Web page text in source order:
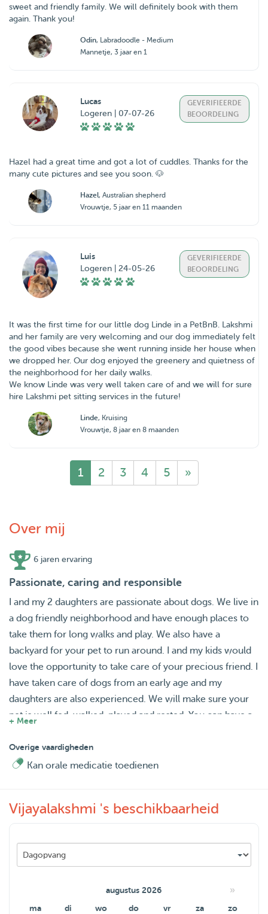
sweet and friendly family. We will definitely book with them
again. Thank you!
Odin, Labradoodle - Medium
Mannetje, 3 jaar en 1
Lucas
Logeren | 07-07-26
GEVERIFIEERDE
BEOORDELING
Hazel had a great time and got a lot of cuddles. Thanks for the
many cute pictures and see you soon. 🐶
Hazel, Australian shepherd
Vrouwtje, 5 jaar en 11 maanden
Luis
Logeren | 24-05-26
GEVERIFIEERDE
BEOORDELING
It was the first time for our little dog Linde in a PetBnB. Lakshmi
and her family are very welcoming and our dog immediately felt
the good vibes because she went running inside her house when
we dropped her. Our dog enjoyed the greenery and quietness of
the neighborhood for her daily walks.
We know Linde was very well taken care of and we will for sure
hire Lakshmi pet sitting services in the future!
Linde, Kruising
Vrouwtje, 8 jaar en 8 maanden
1 2 3 4 5 »
Over mij
6 jaren ervaring
Passionate, caring and responsible
I and my 2 daughters are passionate about dogs. We live in
a dog friendly neighborhood and have enough places to
take them for long walks and play. We also have a
backyard for your pet to run around. I and my kids would
love the opportunity to take care of your precious friend. I
have taken care of dogs from an early age and my
daughters are also experienced. We will make sure your
pet is well fed, walked, played and rested. You can have a
am flexible on drop-in and pick-up times.
+ Meer
Overige vaardigheden
Kan orale medicatie toedienen
Vijayalakshmi 's beschikbaarheid
augustus 2026 »
ma di wo do vr za zo